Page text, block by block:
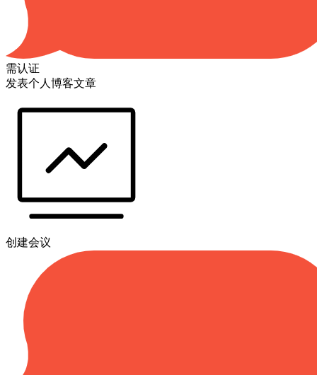
需认证
发表个人博客文章
创建会议